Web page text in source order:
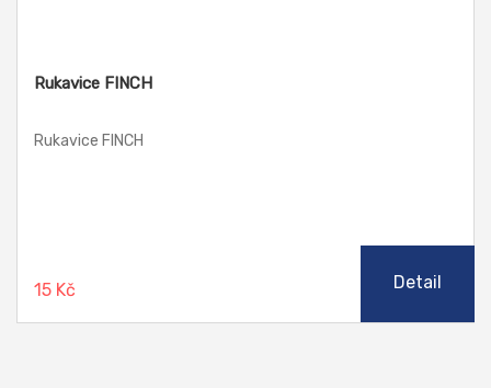
Rukavice FINCH
Rukavice FINCH
15 Kč Detail